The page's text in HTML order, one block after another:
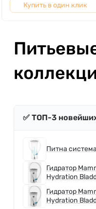
Купить в один клик
✅ ТОП-3
Питна
Гидратор
Hydration
Гидратор
Hydration